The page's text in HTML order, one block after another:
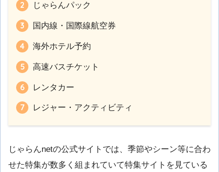
じゃらんパック
国内線・国際線航空券
海外ホテル予約
高速バスチケット
レンタカー
レジャー・アクティビティ
じゃらんnetの公式サイトでは、季節やシーン等に合わ
せた特集が数多く組まれていて特集サイトを見ている